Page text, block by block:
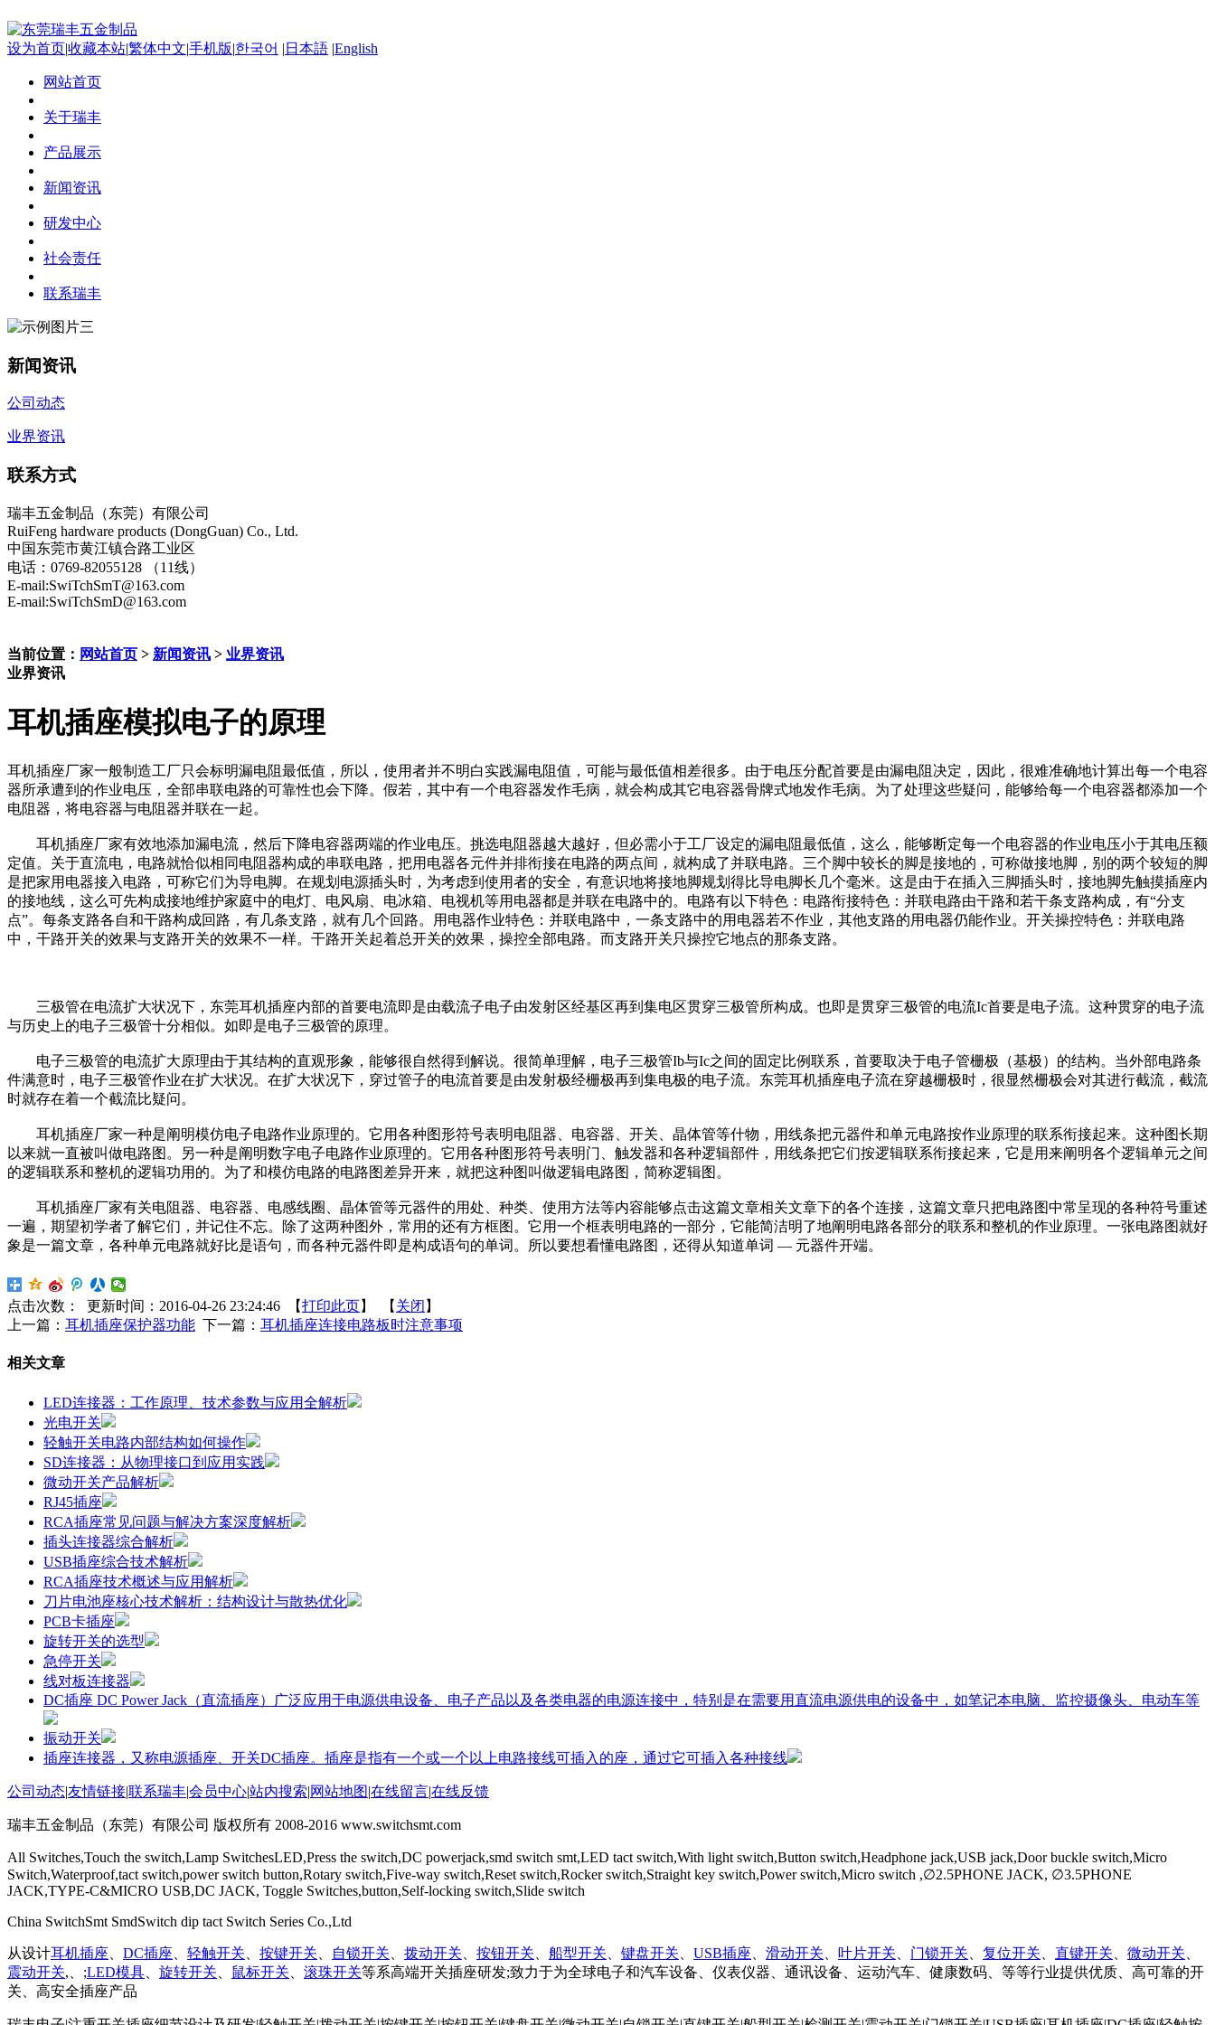
设为首页|收藏本站|繁体中文|手机版|한국어 | 日本語 |English
网站首页
关于瑞丰
产品展示
新闻资讯
研发中心
社会责任
联系瑞丰
新闻资讯
公司动态
业界资讯
联系方式
瑞丰五金制品（东莞）有限公司
RuiFeng hardware products (DongGuan) Co., Ltd.
中国东莞市黄江镇合路工业区
电话：0769-82055128 （11线）
E-mail:SwiTchSmT@163.com
E-mail:SwiTchSmD@163.com
当前位置： 网站首页 > 新闻资讯 > 业界资讯
业界资讯
耳机插座模拟电子的原理
耳机插座厂家一般制造工厂只会标明漏电阻最低值，所以，使用者并不明白实践漏电阻值，可能与最低值相差很多。由于电压分配首要是由漏电阻决定，因此，很难准确地计算出每一个电容
器所承遭到的作业电压，全部串联电路的可靠性也会下降。假若，其中有一个电容器发作毛病，就会构成其它电容器骨牌式地发作毛病。为了处理这些疑问，能够给每一个电容器都添加一个
电阻器，将电容器与电阻器并联在一起。
耳机插座厂家有效地添加漏电流，然后下降电容器两端的作业电压。挑选电阻器越大越好，但必需小于工厂设定的漏电阻最低值，这么，能够断定每一个电容器的作业电压小于其电压额
定值。关于直流电，电路就恰似相同电阻器构成的串联电路，把用电器各元件并排衔接在电路的两点间，就构成了并联电路。三个脚中较长的脚是接地的，可称做接地脚，别的两个较短的脚
是把家用电器接入电路，可称它们为导电脚。在规划电源插头时，为考虑到使用者的安全，有意识地将接地脚规划得比导电脚长几个毫米。这是由于在插入三脚插头时，接地脚先触摸插座内
的接地线，这么可先构成接地维护家庭中的电灯、电风扇、电冰箱、电视机等用电器都是并联在电路中的。电路有以下特色：电路衔接特色：并联电路由干路和若干条支路构成，有“分支
点”。每条支路各自和干路构成回路，有几条支路，就有几个回路。用电器作业特色：并联电路中，一条支路中的用电器若不作业，其他支路的用电器仍能作业。开关操控特色：并联电路
中，干路开关的效果与支路开关的效果不一样。干路开关起着总开关的效果，操控全部电路。而支路开关只操控它地点的那条支路。
三极管在电流扩大状况下，东莞耳机插座内部的首要电流即是由载流子电子由发射区经基区再到集电区贯穿三极管所构成。也即是贯穿三极管的电流Ic首要是电子流。这种贯穿的电子流
与历史上的电子三极管十分相似。如即是电子三极管的原理。
电子三极管的电流扩大原理由于其结构的直观形象，能够很自然得到解说。很简单理解，电子三极管Ib与Ic之间的固定比例联系，首要取决于电子管栅极（基极）的结构。当外部电路条
件满意时，电子三极管作业在扩大状况。在扩大状况下，穿过管子的电流首要是由发射极经栅极再到集电极的电子流。东莞耳机插座电子流在穿越栅极时，很显然栅极会对其进行截流，截流
时就存在着一个截流比疑问。
耳机插座厂家一种是阐明模仿电子电路作业原理的。它用各种图形符号表明电阻器、电容器、开关、晶体管等什物，用线条把元器件和单元电路按作业原理的联系衔接起来。这种图长期
以来就一直被叫做电路图。另一种是阐明数字电子电路作业原理的。它用各种图形符号表明门、触发器和各种逻辑部件，用线条把它们按逻辑联系衔接起来，它是用来阐明各个逻辑单元之间
的逻辑联系和整机的逻辑功用的。为了和模仿电路的电路图差异开来，就把这种图叫做逻辑电路图，简称逻辑图。
耳机插座厂家有关电阻器、电容器、电感线圈、晶体管等元器件的用处、种类、使用方法等内容能够点击这篇文章相关文章下的各个连接，这篇文章只把电路图中常呈现的各种符号重述
一遍，期望初学者了解它们，并记住不忘。除了这两种图外，常用的还有方框图。它用一个框表明电路的一部分，它能简洁明了地阐明电路各部分的联系和整机的作业原理。一张电路图就好
象是一篇文章，各种单元电路就好比是语句，而各种元器件即是构成语句的单词。所以要想看懂电路图，还得从知道单词 — 元器件开端。
点击次数： 更新时间：2016-04-26 23:24:46 【打印此页】 【 关闭 】
上一篇： 耳机插座保护器功能 下一篇： 耳机插座连接电路板时注意事项
相关文章
LED连接器：工作原理、技术参数与应用全解析
光电开关
轻触开关电路内部结构如何操作
SD连接器：从物理接口到应用实践
微动开关产品解析
RJ45插座
RCA插座常见问题与解决方案深度解析
插头连接器综合解析
USB插座综合技术解析
RCA插座技术概述与应用解析
刀片电池座核心技术解析：结构设计与散热优化
PCB卡插座
旋转开关的选型
急停开关
线对板连接器
DC插座 DC Power Jack（直流插座）广泛应用于电源供电设备、电子产品以及各类电器的电源连接中，特别是在需要用直流电源供电的设备中，如笔记本电脑、监控摄像头、电动车等
振动开关
插座连接器，又称电源插座、开关DC插座。插座是指有一个或一个以上电路接线可插入的座，通过它可插入各种接线
公司动态|友情链接|联系瑞丰|会员中心|站内搜索|网站地图|在线留言|在线反馈
瑞丰五金制品（东莞）有限公司 版权所有 2008-2016 www.switchsmt.com
All Switches,Touch the switch,Lamp SwitchesLED,Press the switch,DC powerjack,smd switch smt,LED tact switch,With light switch,Button switch,Headphone jack,USB jack,Door buckle switch,Micro
Switch,Waterproof,tact switch,power switch button,Rotary switch,Five-way switch,Reset switch,Rocker switch,Straight key switch,Power switch,Micro switch ,∅2.5PHONE JACK, ∅3.5PHONE
JACK,TYPE-C&MICRO USB,DC JACK, Toggle Switches,button,Self-locking switch,Slide switch
China SwitchSmt SmdSwitch dip tact Switch Series Co.,Ltd
从设计耳机插座 DC插座 轻触开关 按键开关 自锁开关 拨动开关 按钮开关 船型开关 键盘开关 USB插座 滑动开关 叶片开关 门锁开关 复位开关 直键开关 微动开关
震动开关,、;LED模具 旋转开关 鼠标开关 滚珠开关等系高端开关插座研发;致力于为全球电子和汽车设备、仪表仪器、通讯设备、运动汽车、健康数码、等等行业提供优质、高可靠的开
关、高安全插座产品